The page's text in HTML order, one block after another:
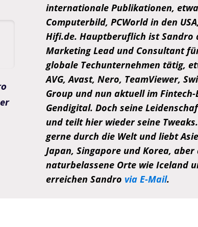
internationale Publikationen,
Computerbild, PCWorld in den
Hifi.de. Hauptberuflich ist Sandro
Marketing Lead und Consultant
globale Techunternehmen tätig,
AVG, Avast, Nero, TeamViewer,
Group und nun aktuell im
Gendigital. Doch seine
und teilt hier wieder seine
gerne durch die Welt und liebt
Japan, Singapore und Korea, aber
naturbelassene Orte wie Iceland
erreichen Sandro via E-Mail.